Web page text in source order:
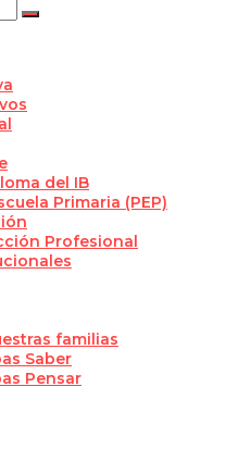
del IB
Primaria (PEP)
Profesional
familias
Saber
Pensar